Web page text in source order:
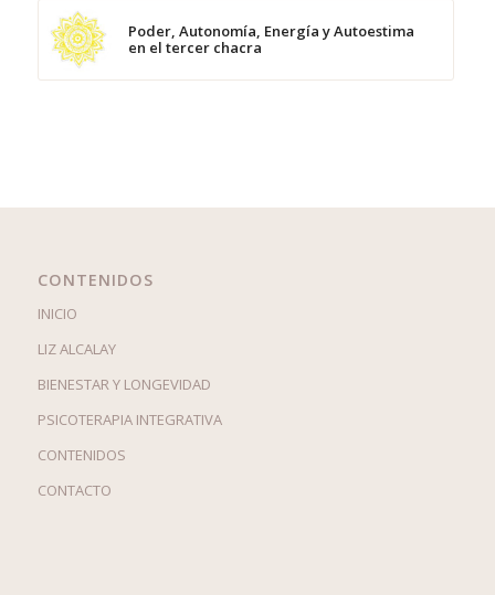
Poder, Autonomía, Energía y Autoestima
en el tercer chacra
CONTENIDOS
INICIO
LIZ ALCALAY
BIENESTAR Y LONGEVIDAD
PSICOTERAPIA INTEGRATIVA
CONTENIDOS
CONTACTO